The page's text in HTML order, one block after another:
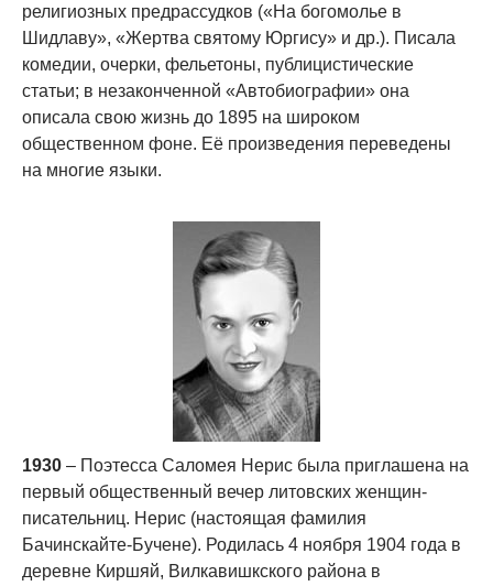
религиозных предрассудков («На богомолье в
Шидлаву», «Жертва святому Юргису» и др.). Писала
комедии, очерки, фельетоны, публицистические
статьи; в незаконченной «Автобиографии» она
описала свою жизнь до 1895 на широком
общественном фоне. Её произведения переведены
на многие языки.
1930 – Поэтесса Саломея Нерис была приглашена на
первый общественный вечер литовских женщин-
писательниц. Нерис (настоящая фамилия
Бачинскайте-Бучене). Родилась 4 ноября 1904 года в
деревне Киршяй, Вилкавишкского района в